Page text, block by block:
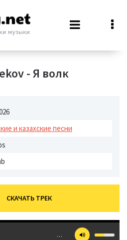
- Я волк
и казахские песни
СКАЧАТЬ ТРЕК
…